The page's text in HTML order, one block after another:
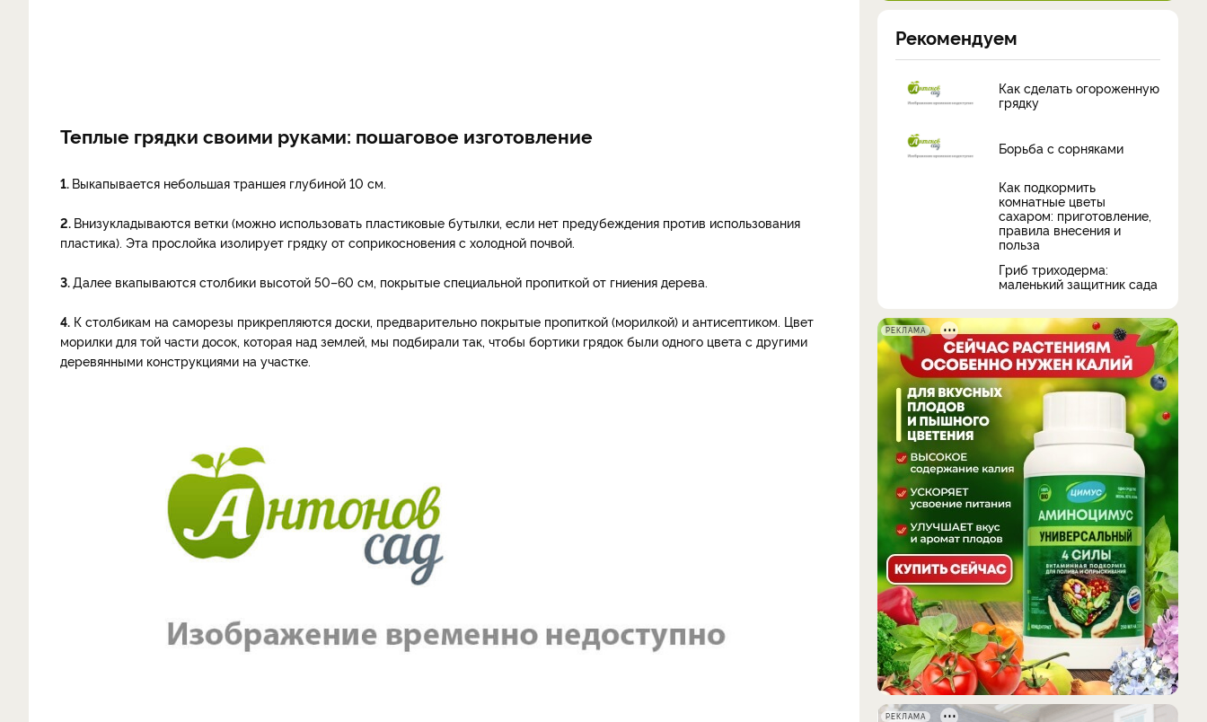
Теплые грядки своими руками: пошаговое изготовление
1. Выкапывается небольшая траншея глубиной 10 см.
2. Внизукладываются ветки (можно использовать плас­тиковые бутылки, если нет предубеждения против использования
пластика). Эта прослойка изолирует грядку от соприкосновения с холодной почвой.
3. Далее вкапываются столбики высотой 50–60 см, покрытые специальной пропиткой от гниения дерева.
4. К столбикам на саморезы прикрепляются доски, предварительно покрытые пропиткой (морилкой) и антисептиком. Цвет
морилки для той части досок, которая над землей, мы подбирали так, чтобы бортики грядок были одного цвета с другими
деревянными конструкциями на участке.
Рекомендуем
Как сделать огороженную
грядку
Борьба с сорняками
Как подкормить
комнатные цветы
сахаром: приготовление,
правила внесения и
польза
Гриб триходерма:
маленький защитник сада
РЕКЛАМА
РЕКЛАМА